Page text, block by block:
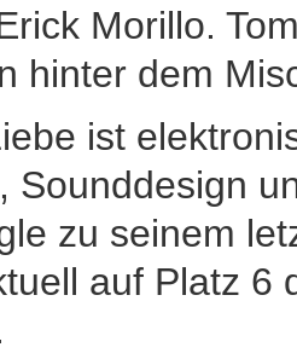
Morillo.
hinter dem
ist
Sounddesign
zu seinem
auf Platz 6